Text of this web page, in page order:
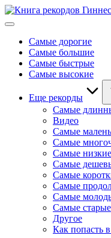
Перейти
к
Мировые
ГиннессаСамые дорогие
Самые большие
Самые быстрые
Самые высокие
Еще рекорды
Самые
Видео
Самые
Самые
Самые низкие
Самые
Самые
Самые
Самые
Самые старые
Другое
Как попасть